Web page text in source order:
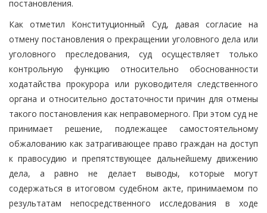
постановления.
Как отметил Конституционный Суд, давая согласие на
отмену постановления о прекращении уголовного дела или
уголовного преследования, суд осуществляет только
контрольную функцию относительно обоснованности
ходатайства прокурора или руководителя следственного
органа и относительно достаточности причин для отмены
такого постановления как неправомерного. При этом суд не
принимает решение, подлежащее самостоятельному
обжалованию как затрагивающее право граждан на доступ
к правосудию и препятствующее дальнейшему движению
дела, а равно не делает выводы, которые могут
содержаться в итоговом судебном акте, принимаемом по
результатам непосредственного исследования в ходе